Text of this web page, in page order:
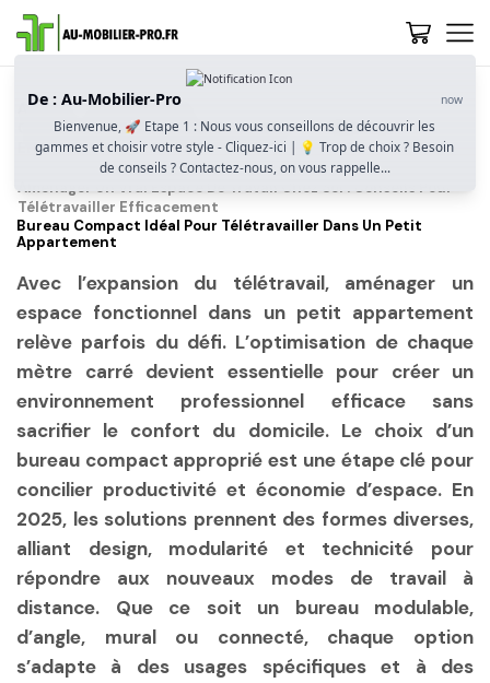
Accueil
Guide D’achat
Comment Bien Choisir Un Bureau Pour Le Télétravail ?
Ergonomie, Espace Et Fonctionnalité
Aménager Un Vrai Espace De Travail Chez Soi : Conseils Pour
Télétravailler Efficacement
Bureau Compact Idéal Pour Télétravailler Dans Un Petit
Appartement
Avec l’expansion du télétravail, aménager un
espace fonctionnel dans un petit appartement
relève parfois du défi. L’optimisation de chaque
mètre carré devient essentielle pour créer un
environnement professionnel efficace sans
sacrifier le confort du domicile. Le choix d’un
bureau compact approprié est une étape clé pour
concilier productivité et économie d’espace. En
2025, les solutions prennent des formes diverses,
alliant design, modularité et technicité pour
répondre aux nouveaux modes de travail à
distance. Que ce soit un bureau modulable,
d’angle, mural ou connecté, chaque option
s’adapte à des usages spécifiques et à des
De : Au-Mobilier-Pro now
Bienvenue, 🚀 Etape 1 : Nous vous conseillons de découvrir les
gammes et choisir votre style - Cliquez-ici | 💡 Trop de choix ? Besoin
de conseils ? Contactez-nous, on vous rappelle...